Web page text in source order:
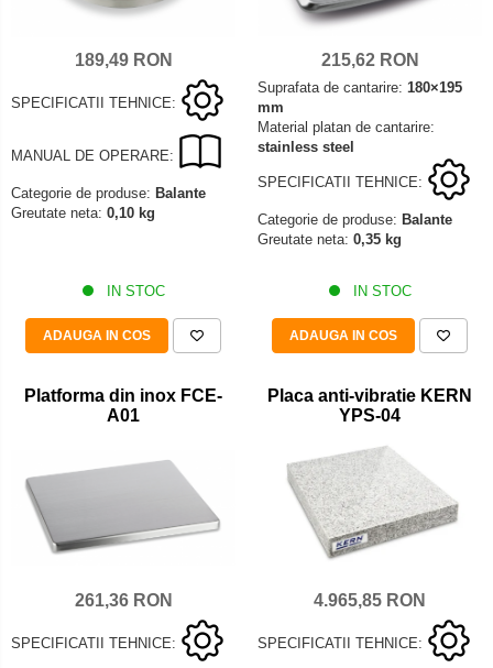
OIML F1
OIML M1
Greutati individuale
OIML F2
OIML M2
Bare suport
Bare suport (Newtoniene)
Masurare forta
Bacuri cu surub
Masurarea mecanica a fortei
Testere pietre funerare
Masurare cuplu
Masurare cuplu pentru scule
Masurarea grosimii stratului
Masurarea grosimii stratului - Digital
Masurarea grosimii materialului
Mediul si siguranta muncii
Masurarea intensitatii luminoase
Masurarea intensitatii sunetului
Standuri testare manuala
Declansator de picior
Elemente de protectie
Imprimante
Kit pentru determinarea densitatii
Masa de cantarire
Modul de interfatare
Set calibrare temperatura
Tije pentru inaltime
Instrumente de masurare
Adaptoare
Altele
Carlige
189,49 RON
SPECIFICATII TEHNICE:
MANUAL DE OPERARE:
Categorie de produse: Balante
Greutate neta: 0,10 kg
IN STOC
ADAUGA IN COS
215,62 RON
Suprafata de cantarire: 180×195
mm
Material platan de cantarire:
stainless steel
SPECIFICATII TEHNICE:
Categorie de produse: Balante
Greutate neta: 0,35 kg
IN STOC
ADAUGA IN COS
Platforma din inox FCE-
A01
261,36 RON
SPECIFICATII TEHNICE:
Placa anti-vibratie KERN
YPS-04
4.965,85 RON
SPECIFICATII TEHNICE: